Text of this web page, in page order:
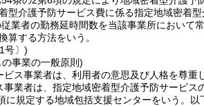
型介護予防サービス費に係る指定地域密着型
業者の勤務延時間数を当該事業所において
算する方法をいう。
号〕)
事業の一般原則)
ス事業者は、利用者の意思及び人格を尊
業者は、指定地域密着型介護予防サービ
に規定する地域包括支援センターをいう。以